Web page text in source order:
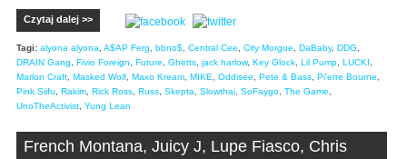
Czytaj dalej >>
Tagi: alyona alyona A$AP Ferg bbno$ Central Cee City Morgue DaBaby, DDG
DRAIN Gang
Fivio Foreign Future Ghetts jack harlow, Key Glock Lil Pump LUCKI
Marlon Craft Masked Wolf Maxo Kream MIKE Oddisee Pete & Bass Pi'erre Bourne
Pink Siifu
Rakim Rick Ross Russ Skepta Slowthai SoFaygo The Game
UnoTheActivist Yung Lean
French Montana, Juicy J, Lupe Fiasco, Chris